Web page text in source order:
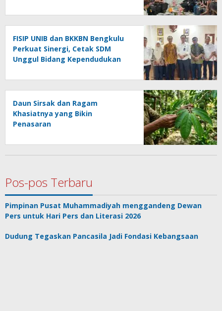
FISIP UNIB dan BKKBN Bengkulu
Perkuat Sinergi, Cetak SDM
Unggul Bidang Kependudukan
Daun Sirsak dan Ragam
Khasiatnya yang Bikin
Penasaran
Pos-pos Terbaru
Pimpinan Pusat Muhammadiyah menggandeng Dewan
Pers untuk Hari Pers dan Literasi 2026
Dudung Tegaskan Pancasila Jadi Fondasi Kebangsaan